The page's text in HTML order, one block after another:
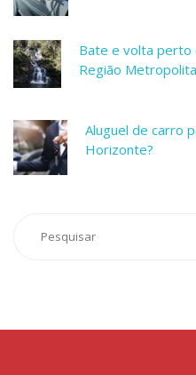
Bate e volta perto
Região
Aluguel de carro
Horizonte?